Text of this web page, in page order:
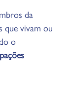
da
que vivam ou
o